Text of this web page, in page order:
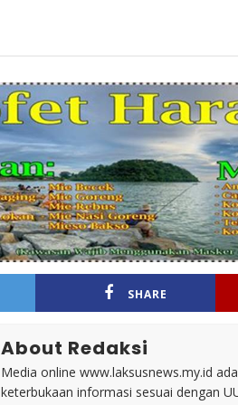
SHARE
About Redaksi
Media online www.laksusnews.my.id
keterbukaan informasi sesuai dengan